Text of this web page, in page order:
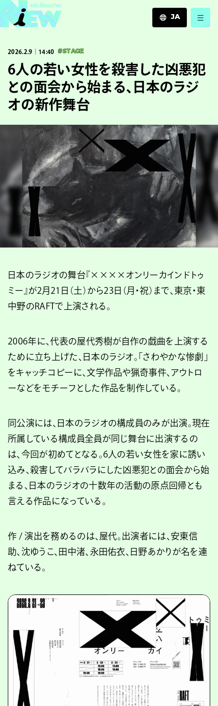
JA
ZH
2026.2.9｜14:40 #STAGE
6人の若い女性を殺害した凶悪犯
との面会から始まる、日本のラジ
オの新作舞台
日本のラジオの舞台『××××オンリーカインドトゥ
ミー』が2月21日（土）から23日（月・祝）まで、東京・東
中野のRAFTで上演される。
2006年に、代表の屋代秀樹が自作の戯曲を上演する
ために立ち上げた、日本のラジオ。「さわやかな惨劇」
をキャッチコピーに、文学作品や猟奇事件、アウトロ
ーなどをモチーフとした作品を制作している。
同公演には、日本のラジオの構成員のみが出演。現在
所属している構成員全員が同じ舞台に出演するの
は、今回が初めてとなる。6人の若い女性を家に誘い
込み、殺害してバラバラにした凶悪犯との面会から始
まる、日本のラジオの十数年の活動の原点回帰とも
言える作品になっている。
作 / 演出を務めるのは、屋代。出演者には、安東信
助、沈ゆうこ、田中渚、永田佑衣、日野あかりが名を連
ねている。